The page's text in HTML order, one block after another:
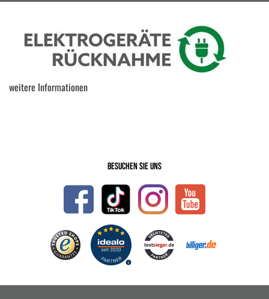
weitere Informationen
Besuchen Sie uns